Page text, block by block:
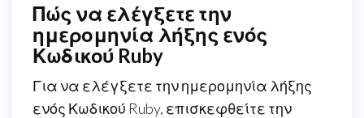
Πώς να ελέγξετε την
ημερομηνία λήξης ενός
Κωδικού Ruby
Για να ελέγξετε την ημερομηνία λήξης
ενός Κωδικού Ruby, επισκεφθείτε την